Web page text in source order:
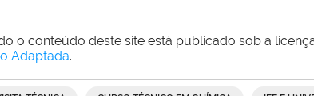
o conteúdo deste site está publicado sob a
Adaptada.